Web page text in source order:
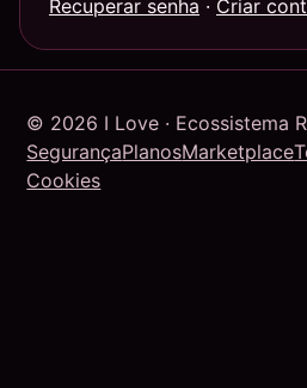
Recuperar senha · Criar
© 2026 I Love · Ecossistema
SegurançaPlanosMarketplace
Cookies